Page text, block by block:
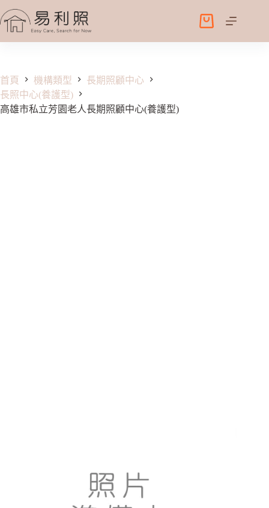
至
容
購
物
首頁 機構類型
長期照顧中心
長照中心(養護型)
高雄市私立芳園老人長期照顧中心(養護型)